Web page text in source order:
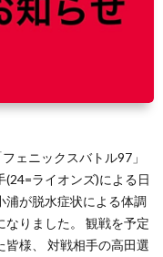
ェニックスバトル97」
(24=ライオンズ)による日
浦が脱水症状による体調
りました。 観戦を予定
様、 対戦相手の高田選